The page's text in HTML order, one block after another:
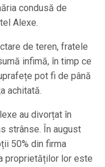
condusă de
Alexe.
de teren, fratele
infimă, în timp ce
pot fi de până
achitată.
au divorțat în
strânse. În august
50% din firma
proprietăților lor este